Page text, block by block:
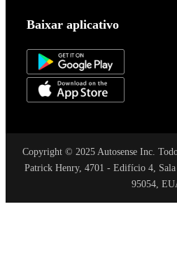
Baixar aplicativo
Copyright © 2025 Autosense Inc.
Patrick Henry, 4701 - Edifício 4,
95054,